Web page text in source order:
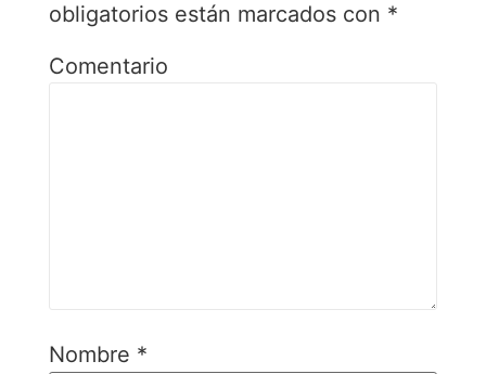
obligatorios están marcados con *
Comentario
Nombre *